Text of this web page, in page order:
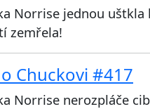
Norrise jednou
zemřela!
Chuckovi #417
Norrise nerozpláče